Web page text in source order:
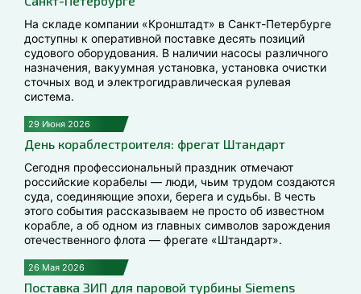
На складе компании «Кронштадт» в Санкт-Петербурге
доступны к оперативной поставке десять позиций
судового оборудования. В наличии насосы различного
назначения, вакуумная установка, установка очистки
сточных вод и электрогидравлическая рулевая
система.
29 Июня 2026
День кораблестроителя: фрегат Штандарт
Сегодня профессиональный праздник отмечают
российские корабелы — люди, чьим трудом создаются
суда, соединяющие эпохи, берега и судьбы. В честь
этого события рассказываем не просто об известном
корабле, а об одном из главных символов зарождения
отечественного флота — фрегате «Штандарт».
26 Мая 2026
Поставка ЗИП для паровой турбины Siemens